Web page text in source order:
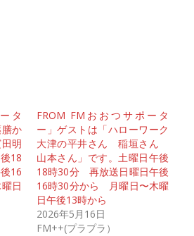
タ
か
明
18
16
日
FROM FMおおつサポータ
ー」ゲストは「ハローワーク
大津の平井さん 稲垣さん
山本さん」です。土曜日午後
18時30分 再放送日曜日午後
16時30分から 月曜日〜木曜
日午後13時から
2026年5月16日
FM++(プラプラ）